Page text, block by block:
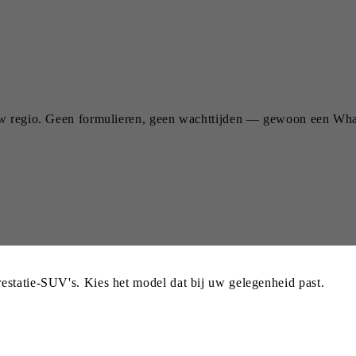
regio. Geen formulieren, geen wachttijden — gewoon een
SUV's. Kies het model dat bij uw gelegenheid past.